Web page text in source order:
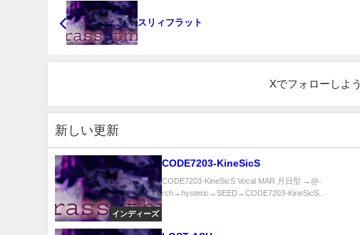
スリィフラット
Xでフォローしよう
新しい更新
インディーズ
CODE7203-KineSicS
CODE7203-KineSicS Vocal MAR 月日型 →@-
rch→hysteric→SEED→CODE7203-KineSicS...